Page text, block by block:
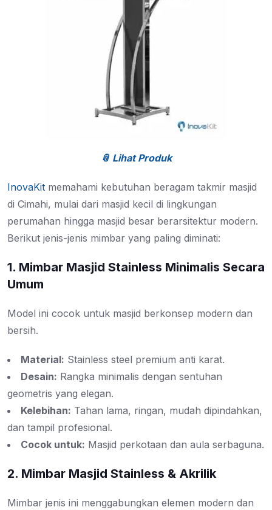
📎 Lihat Produk
InovaKit memahami kebutuhan beragam takmir masjid
di Cimahi, mulai dari masjid kecil di lingkungan
perumahan hingga masjid besar berarsitektur modern.
Berikut jenis-jenis mimbar yang paling diminati:
1. Mimbar Masjid Stainless Minimalis Secara
Umum
Model ini cocok untuk masjid berkonsep modern dan
bersih.
Material: Stainless steel premium anti karat.
Desain: Rangka minimalis dengan sentuhan
geometris yang elegan.
Kelebihan: Tahan lama, ringan, mudah dipindahkan,
dan tampil profesional.
Cocok untuk: Masjid perkotaan dan aula serbaguna.
2. Mimbar Masjid Stainless & Akrilik
Mimbar jenis ini menggabungkan elemen modern dan